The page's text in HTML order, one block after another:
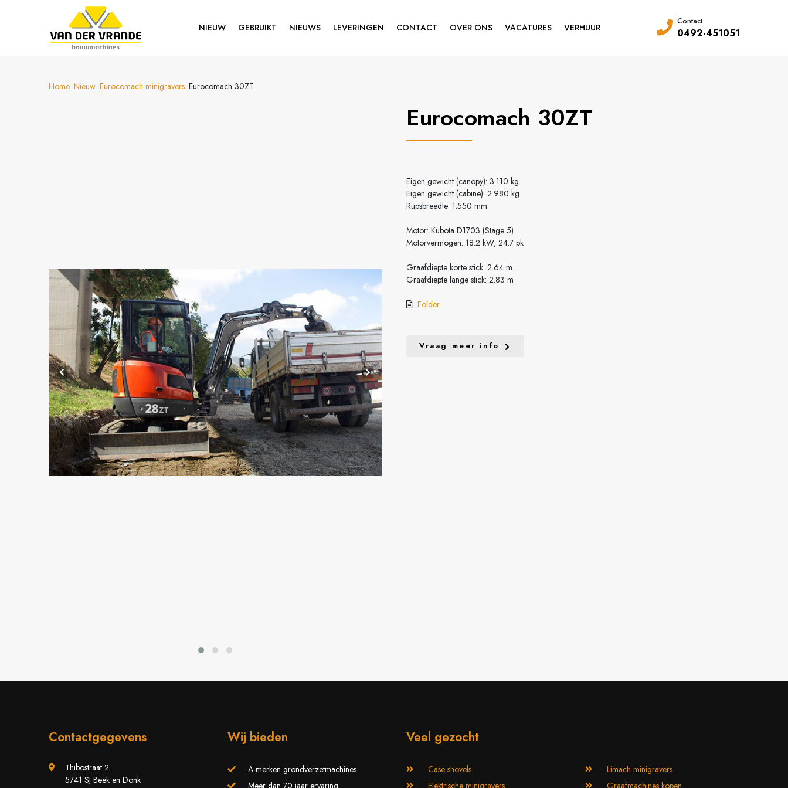
NIEUW GEBRUIKT NIEUWS LEVERINGEN CONTACT OVER ONS VACATURES VERHUUR
Contact
0492-451051
Home Nieuw Eurocomach minigravers Eurocomach 30ZT
Eurocomach 30ZT
Eigen gewicht (canopy): 3.110 kg
Eigen gewicht (cabine): 2.980 kg
Rupsbreedte: 1.550 mm
Motor: Kubota D1703 (Stage 5)
Motorvermogen: 18.2 kW, 24.7 pk
Graafdiepte korte stick: 2.64 m
Graafdiepte lange stick: 2.83 m
Folder
Vraag meer info
Contactgegevens
Thibostraat 2
5741 SJ Beek en Donk
Wij bieden
A-merken grondverzetmachines
Veel gezocht
Case shovels
Limach minigravers